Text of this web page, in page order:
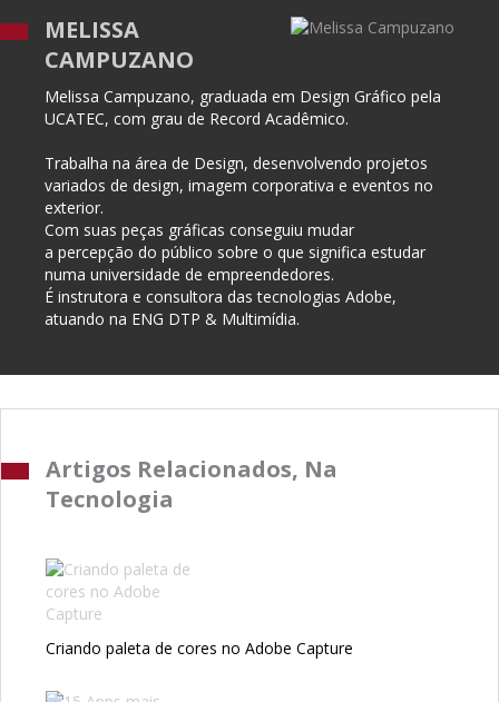
MELISSA
CAMPUZANO
Melissa Campuzano, graduada em Design Gráfico pela
UCATEC, com grau de Record Acadêmico.
Trabalha na área de Design, desenvolvendo projetos
variados de design, imagem corporativa e eventos no
exterior.
Com suas peças gráficas conseguiu mudar
a percepção do público sobre o que significa estudar
numa universidade de empreendedores.
É instrutora e consultora das tecnologias Adobe,
atuando na ENG DTP & Multimídia.
Artigos Relacionados, Na
Tecnologia
Criando paleta de cores no Adobe Capture